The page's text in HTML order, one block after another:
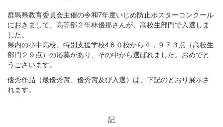
群馬県教育委員会主催の令和7年度いじめ防止ポスターコンクール
におきまして、高等部２年林優那さんが、高校生部門で入選しま
した。
県内の小中高校、特別支援学校4６０校から４，９７３点（高校生
部門２９点）の応募があり、その中から選ばれました。おめでと
うございます。
優秀作品（最優秀賞、優秀賞及び入選）は、下記のとおり展示さ
れます。
記